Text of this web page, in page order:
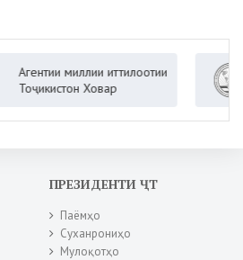
миллии иттилоотии
Ховар
ПРЕЗИДЕНТИ ҶТ
Паёмҳо
Суханрониҳо
Мулоқотҳо